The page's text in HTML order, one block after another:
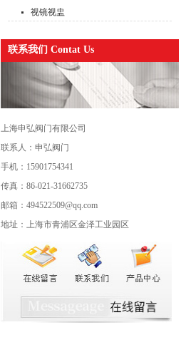
视镜视盅
联系我们 Contat Us
上海申弘阀门有限公司
联系人：申弘阀门
手机：15901754341
传真：86-021-31662735
邮箱：494522509@qq.com
地址：上海市青浦区金泽工业园区